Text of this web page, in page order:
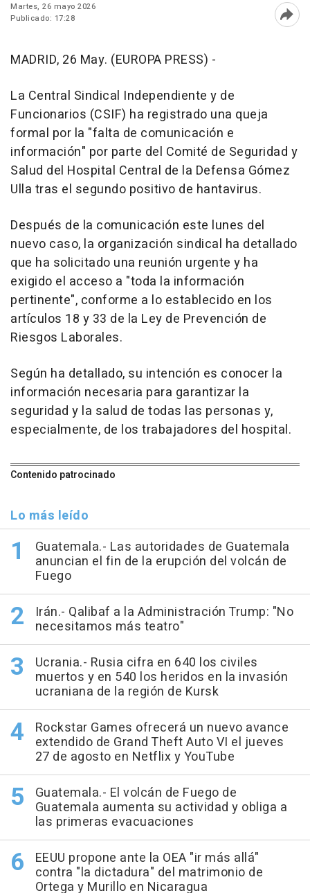
Martes, 26 mayo 2026
Publicado: 17:28
MADRID, 26 May. (EUROPA PRESS) -
La Central Sindical Independiente y de
Funcionarios (CSIF) ha registrado una queja
formal por la "falta de comunicación e
información" por parte del Comité de Seguridad y
Salud del Hospital Central de la Defensa Gómez
Ulla tras el segundo positivo de hantavirus.
Después de la comunicación este lunes del
nuevo caso, la organización sindical ha detallado
que ha solicitado una reunión urgente y ha
exigido el acceso a "toda la información
pertinente", conforme a lo establecido en los
artículos 18 y 33 de la Ley de Prevención de
Riesgos Laborales.
Según ha detallado, su intención es conocer la
información necesaria para garantizar la
seguridad y la salud de todas las personas y,
especialmente, de los trabajadores del hospital.
Contenido patrocinado
Lo más leído
Guatemala.- Las autoridades de Guatemala
anuncian el fin de la erupción del volcán de
Fuego
Irán.- Qalibaf a la Administración Trump: "No
necesitamos más teatro"
Ucrania.- Rusia cifra en 640 los civiles
muertos y en 540 los heridos en la invasión
ucraniana de la región de Kursk
Rockstar Games ofrecerá un nuevo avance
extendido de Grand Theft Auto VI el jueves
27 de agosto en Netflix y YouTube
Guatemala.- El volcán de Fuego de
Guatemala aumenta su actividad y obliga a
las primeras evacuaciones
EEUU propone ante la OEA "ir más allá"
contra "la dictadura" del matrimonio de
Ortega y Murillo en Nicaragua